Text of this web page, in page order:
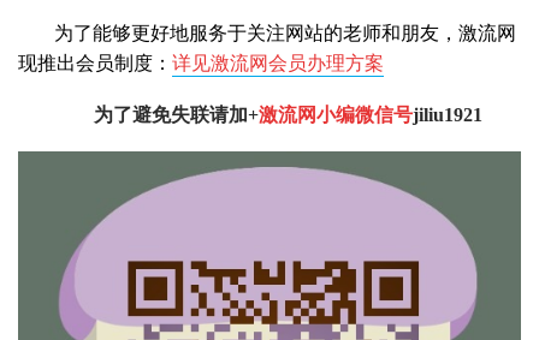
为了能够更好地服务于关注网站的老师和朋友，激流网
现推出会员制度： 详见激流网会员办理方案
为了避免失联请加+激流网小编微信号jiliu1921